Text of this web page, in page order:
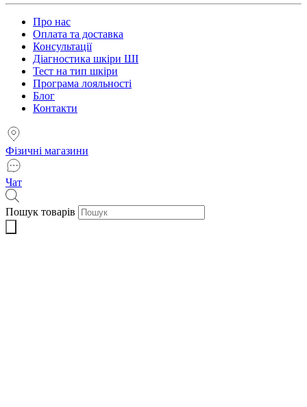
Про нас
Оплата та доставка
Консультації
Діагностика шкіри ШІ
Тест на тип шкіри
Програма лояльності
Блог
Контакти
Фізичні магазини
Чат
Пошук товарів